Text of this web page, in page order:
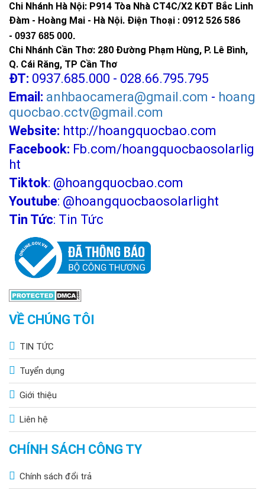
Chi Nhánh Hà Nội: P914 Tòa Nhà CT4C/X2 KĐT Bắc Linh
Đàm - Hoàng Mai - Hà Nội. Điện Thoại : 0912 526 586
- 0937 685 000.
Chi Nhánh Cần Thơ: 280 Đường Phạm Hùng, P. Lê Bình,
Q. Cái Răng, TP Cần Thơ
ĐT: 0937.685.000 - 028.66.795.795
Email: anhbaocamera@gmail.com - hoang
quocbao.cctv@gmail.com
Website: http://hoangquocbao.com
Facebook: Fb.com/hoangquocbaosolarlig
ht
Tiktok: @hoangquocbao.com
Youtube: @hoangquocbaosolarlight
Tin Tức: Tin Tức
VỀ CHÚNG TÔI
TIN TỨC
Tuyển dụng
Giới thiệu
Liên hệ
CHÍNH SÁCH CÔNG TY
Chính sách đổi trả